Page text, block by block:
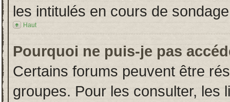
les intitulés en cours de
Haut
Pourquoi ne puis-je pas
Certains forums peuvent être
groupes. Pour les consulter, les